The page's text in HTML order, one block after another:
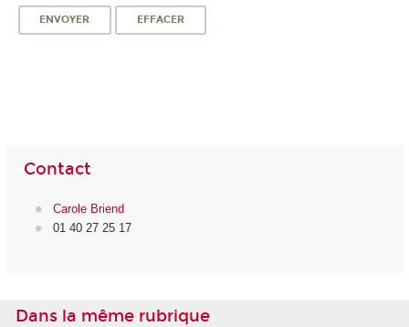
Contact
Carole Briend
01 40 27 25 17
Dans la même rubrique